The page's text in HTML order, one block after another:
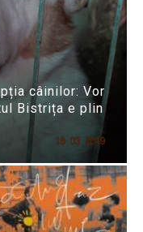
câinilor: Vor
Bistrița e plin